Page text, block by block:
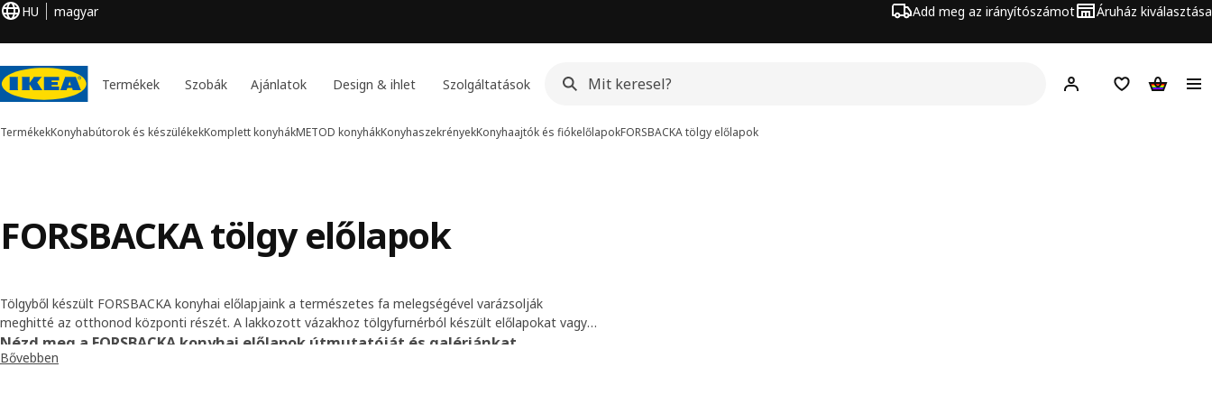
HU magyar Add meg az irányítószámot Áruház kiválasztása
Termékek Szobák Ajánlatok Design & ihlet Szolgáltatások Hej! Bejelentkezés
Bevásárlólista
Kosár
TermékekKonyhabútorok és készülékekKomplett konyhákMETOD konyhákKonyhaszekrényekKonyhaajtók és fiókelőlapokFORSBACKA tölgy előlapok
FORSBACKA tölgy előlapok
Tölgyből készült FORSBACKA konyhai előlapjaink a természetes fa melegségével varázsolják
meghitté az otthonod központi részét. A lakkozott vázakhoz tölgyfurnérból készült előlapokat vagy
üvegpaneleket kínálunk, melyek klasszikus és tradicionális megjelenést kölcsönöznek a konyhádnak.
Tedd teljessé az összképet gombokkal, fogantyúkkal és konyhai munkalapokkal, hogy a
Nézd meg a FORSBACKA konyhai előlapok útmutatóját és galériánkat
Bővebben